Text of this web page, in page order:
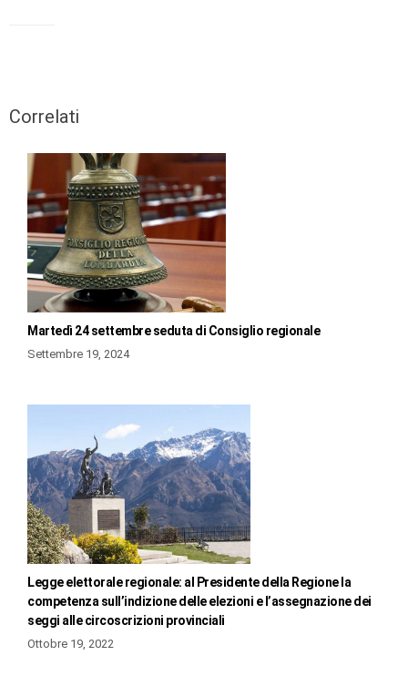
Correlati
Martedì 24 settembre seduta di Consiglio regionale
Settembre 19, 2024
Legge elettorale regionale: al Presidente della Regione la
competenza sull’indizione delle elezioni e l’assegnazione dei
seggi alle circoscrizioni provinciali
Ottobre 19, 2022